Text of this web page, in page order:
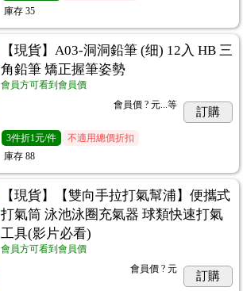
庫存 35
【現貨】A03-洞洞鉛筆 (细) 12入 HB 三
角鉛筆 矯正握筆姿勢
會員方可看到會員價
會員價 ? 元... 等
訂購
3件折1元/件
不適用總價折扣
庫存 88
【現貨】【雙向手拉打氣幫浦】便攜式
打氣筒 泳池泳圈充氣器 球類快速打氣
工具(影片必看)
會員方可看到會員價
會員價 ? 元
訂購